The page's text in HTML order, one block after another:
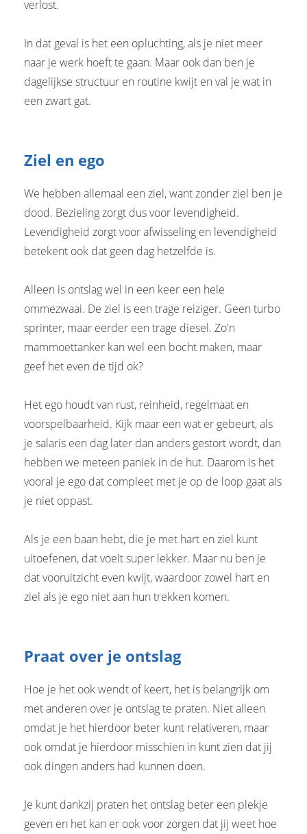
verlost.
In dat geval is het een opluchting, als je niet meer
naar je werk hoeft te gaan. Maar ook dan ben je
dagelijkse structuur en routine kwijt en val je wat in
een zwart gat.
Ziel en ego
We hebben allemaal een ziel, want zonder ziel ben je
dood. Bezieling zorgt dus voor levendigheid.
Levendigheid zorgt voor afwisseling en levendigheid
betekent ook dat geen dag hetzelfde is.
Alleen is ontslag wel in een keer een hele
ommezwaai. De ziel is een trage reiziger. Geen turbo
sprinter, maar eerder een trage diesel. Zo'n
mammoettanker kan wel een bocht maken, maar
geef het even de tijd ok?
Het ego houdt van rust, reinheid, regelmaat en
voorspelbaarheid. Kijk maar een wat er gebeurt, als
je salaris een dag later dan anders gestort wordt, dan
hebben we meteen paniek in de hut. Daarom is het
vooral je ego dat compleet met je op de loop gaat als
je niet oppast.
Als je een baan hebt, die je met hart en ziel kunt
uitoefenen, dat voelt super lekker. Maar nu ben je
dat vooruitzicht even kwijt, waardoor zowel hart en
ziel als je ego niet aan hun trekken komen.
Praat over je ontslag
Hoe je het ook wendt of keert, het is belangrijk om
met anderen over je ontslag te praten. Niet alleen
omdat je het hierdoor beter kunt relativeren, maar
ook omdat je hierdoor misschien in kunt zien dat jij
ook dingen anders had kunnen doen.
Je kunt dankzij praten het ontslag beter een plekje
geven en het kan er ook voor zorgen dat jij weet hoe